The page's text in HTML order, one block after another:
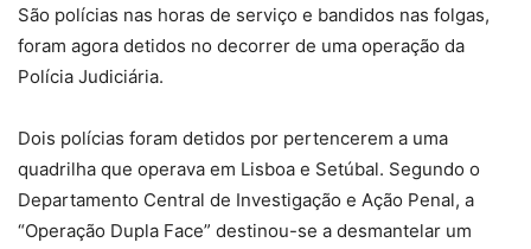
São polícias nas horas de serviço e bandidos nas folgas,
foram agora detidos no decorrer de uma operação da
Polícia Judiciária.
Dois polícias foram detidos por pertencerem a uma
quadrilha que operava em Lisboa e Setúbal. Segundo o
Departamento Central de Investigação e Ação Penal, a
“Operação Dupla Face” destinou-se a desmantelar um